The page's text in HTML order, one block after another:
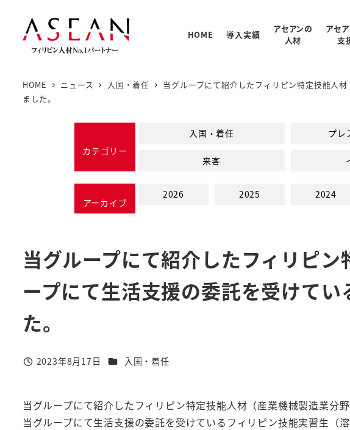
HOME 導入実績
アセアンの
人材
アセ
支
HOME ニュース 入国・着任
当グループにて紹介したフィリピン特定技能人
ました。
カテゴリー
入国・着任 プレ
来客
アーカイブ
2026 2025 2024
当グループにて紹介したフィリピ
ープにて生活支援の委託を受けて
た。
投稿日
2023年8月17日 カテゴリー
入国・着任
当グループにて紹介したフィリピン特定技能人材（産業機械製造業分
当グループにて生活支援の委託を受けているフィリピン技能実習生（